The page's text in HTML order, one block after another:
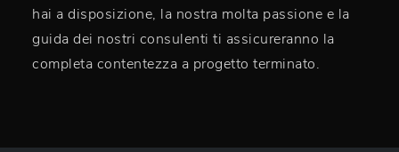
hai a disposizione, la nostra molta passione e la
guida dei nostri consulenti ti assicureranno la
completa contentezza a progetto terminato.